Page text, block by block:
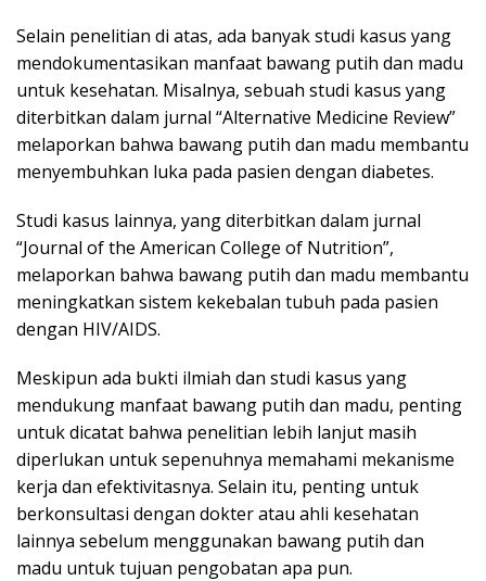
Selain penelitian di atas, ada banyak studi kasus yang
mendokumentasikan manfaat bawang putih dan madu
untuk kesehatan. Misalnya, sebuah studi kasus yang
diterbitkan dalam jurnal “Alternative Medicine Review”
melaporkan bahwa bawang putih dan madu membantu
menyembuhkan luka pada pasien dengan diabetes.
Studi kasus lainnya, yang diterbitkan dalam jurnal
“Journal of the American College of Nutrition”,
melaporkan bahwa bawang putih dan madu membantu
meningkatkan sistem kekebalan tubuh pada pasien
dengan HIV/AIDS.
Meskipun ada bukti ilmiah dan studi kasus yang
mendukung manfaat bawang putih dan madu, penting
untuk dicatat bahwa penelitian lebih lanjut masih
diperlukan untuk sepenuhnya memahami mekanisme
kerja dan efektivitasnya. Selain itu, penting untuk
berkonsultasi dengan dokter atau ahli kesehatan
lainnya sebelum menggunakan bawang putih dan
madu untuk tujuan pengobatan apa pun.